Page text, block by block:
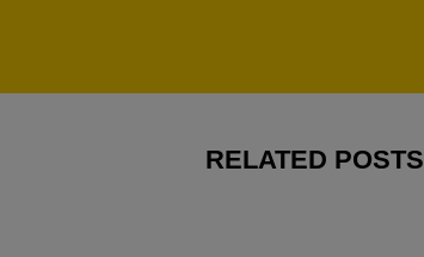
RELATED POSTS